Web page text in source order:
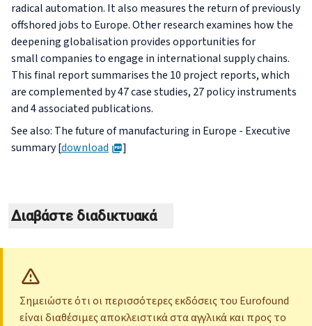
radical automation. It also measures the return of previously
offshored jobs to Europe. Other research examines how the
deepening globalisation provides opportunities for
small companies to engage in international supply chains.
This final report summarises the 10 project reports, which
are complemented by 47 case studies, 27 policy instruments
and 4 associated publications.
See also: The future of manufacturing in Europe - Executive
summary [download PDF
]
Διαβάστε διαδικτυακά
Σημειώστε ότι οι περισσότερες εκδόσεις του Eurofound
είναι διαθέσιμες αποκλειστικά στα αγγλικά και προς το